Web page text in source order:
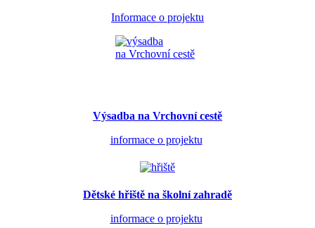
Informace o projektu
Výsadba na Vrchovní cestě
informace o projektu
Dětské hřiště na školní zahradě
informace o projektu